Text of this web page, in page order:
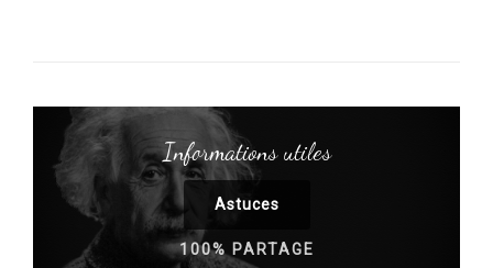
Informations utiles
Astuces
100% PARTAGE